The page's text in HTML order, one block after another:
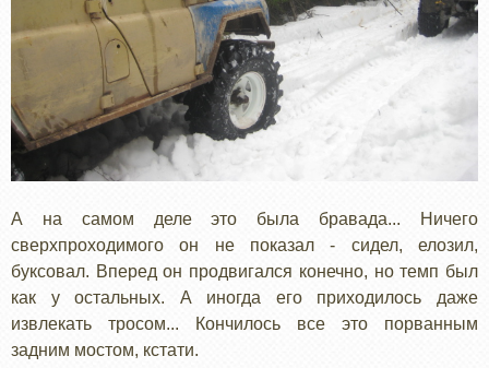
А на самом деле это была бравада... Ничего
сверхпроходимого он не показал - сидел, елозил,
буксовал. Вперед он продвигался конечно, но темп был
как у остальных. А иногда его приходилось даже
извлекать тросом... Кончилось все это порванным
задним мостом, кстати.